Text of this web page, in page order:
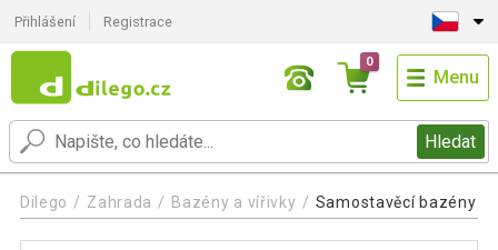
Přihlášení Registrace
Hledat
0
Menu
Dilego Zahrada Bazény a vířivky Samostavěcí bazény